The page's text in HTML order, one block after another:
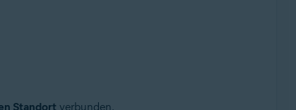
Standort verbunden.